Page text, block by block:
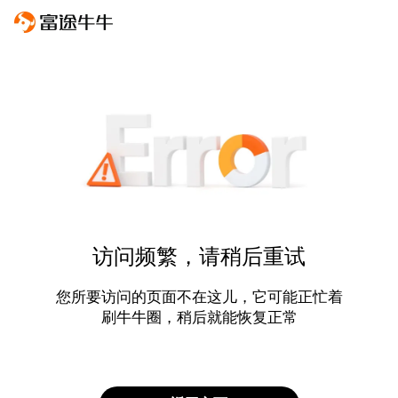
访问频繁，请稍后重试
您所要访问的页面不在这儿，它可能正忙着
刷牛牛圈，稍后就能恢复正常